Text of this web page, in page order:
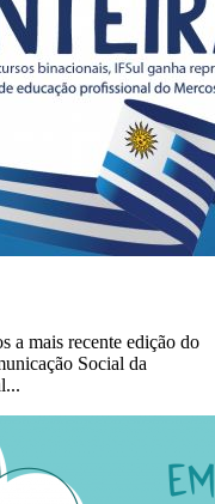
a mais recente edição do
Social da